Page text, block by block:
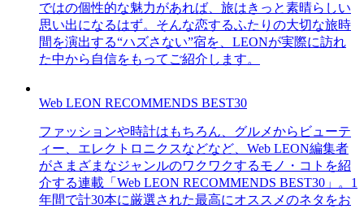
ではの個性的な魅力があれば、旅はきっと素晴らしい
思い出になるはず。そんな恋するふたりの大切な旅時
間を演出する“ハズさない”宿を、LEONが実際に訪れ
た中から自信をもってご紹介します。
Web LEON RECOMMENDS BEST30
ファッションや時計はもちろん、グルメからビューテ
ィー、エレクトロニクスなどなど、Web LEON編集者
がさまざまなジャンルのワクワクするモノ・コトを紹
介する連載「Web LEON RECOMMENDS BEST30」。1
年間で計30本に厳選された最高にオススメのネタをお